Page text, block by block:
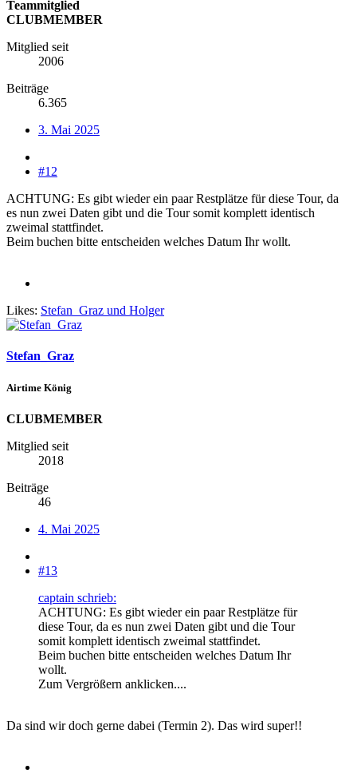
Teammitglied
CLUBMEMBER
Mitglied seit
2006
Beiträge
6.365
3. Mai 2025
#12
ACHTUNG: Es gibt wieder ein paar Restplätze für diese Tour, da
es nun zwei Daten gibt und die Tour somit komplett identisch
zweimal stattfindet.
Beim buchen bitte entscheiden welches Datum Ihr wollt.
Likes: Stefan_Graz und Holger
Stefan_Graz
Airtime König
CLUBMEMBER
Mitglied seit
2018
Beiträge
46
4. Mai 2025
#13
captain schrieb:
ACHTUNG: Es gibt wieder ein paar Restplätze für
diese Tour, da es nun zwei Daten gibt und die Tour
somit komplett identisch zweimal stattfindet.
Beim buchen bitte entscheiden welches Datum Ihr
wollt.
Zum Vergrößern anklicken....
Da sind wir doch gerne dabei (Termin 2). Das wird super!!